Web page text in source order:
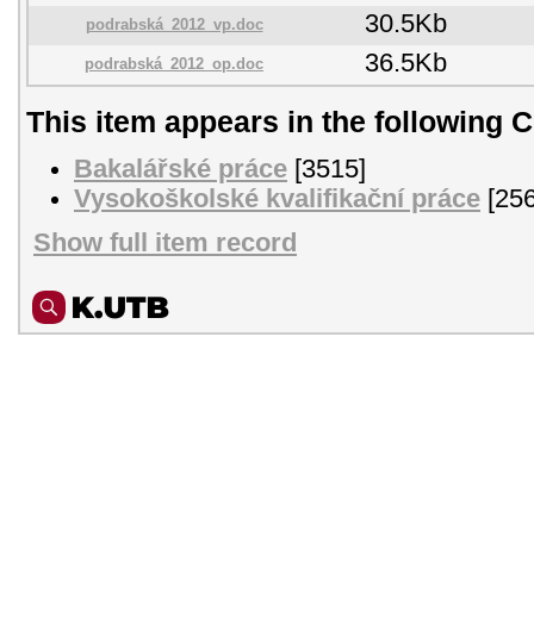
podrabská_2012_vp.doc 30.5Kb
podrabská_2012_op.doc 36.5Kb
This item appears in the following
Bakalářské práce [3515]
Vysokoškolské kvalifikační práce
Show full item record